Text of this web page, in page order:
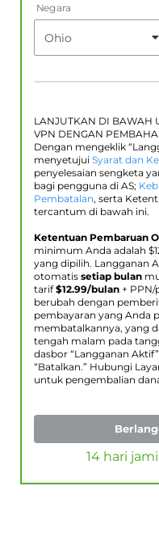
Negara
LANJUTKAN DI BAWAH
VPN DENGAN
Dengan mengeklik
menyetujui Syarat dan
penyelesaian sengketa
bagi pengguna di AS;
Pembatalan, serta
tercantum di bawah ini.
Ketentuan Pembaruan
minimum Anda adalah $
yang dipilih. Langganan
otomatis setiap bulan
tarif$12.99/bulan +
berubah dengan
pembayaran yang Anda
membatalkannya, yang
tengah malam pada
dasbor “Langganan
“Batalkan.” Hubungi
untuk pengembalian
14 hari